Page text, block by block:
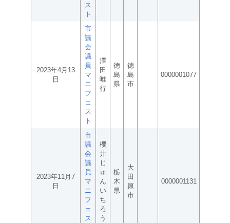
ス
ト
2023年4月13
日
市
議
会
議
員
マ
ニ
フ
ェ
ス
ト
澤
田
唯
行
徳
島
県
徳
島
市
0000001077
2023年11月7
日
市
議
会
議
員
マ
ニ
フ
ェ
ス
櫻
井
じ
ゅ
ん
い
ち
ろ
う
栃
木
県
大
田
原
市
0000001131